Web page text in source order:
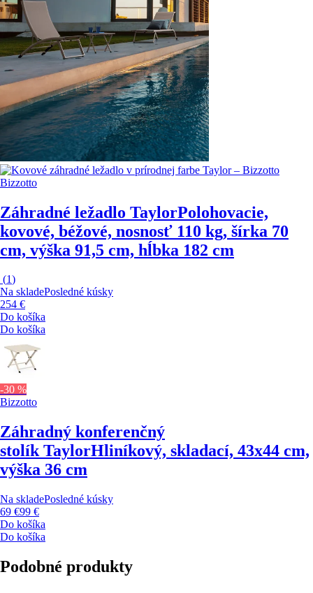
Bizzotto
Záhradné ležadlo TaylorPolohovacie,
kovové, béžové, nosnosť 110 kg, šírka 70
cm, výška 91,5 cm, hĺbka 182 cm
(1)
Na skladePosledné kúsky
254 €
Do košíka
Do košíka
-30 %
Bizzotto
Záhradný konferenčný
stolík TaylorHliníkový, skladací, 43x44 cm,
výška 36 cm
Na skladePosledné kúsky
69 €99 €
Do košíka
Do košíka
Podobné produkty